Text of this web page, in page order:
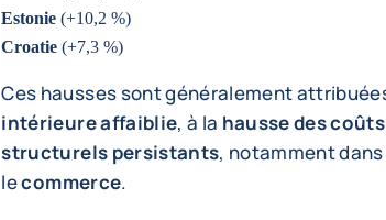
Estonie (+10,2 %)
Croatie (+7,3 %)
Ces hausses sont généralement
intérieure affaiblie, à la hausse des coûts
structurels persistants, notamment
lecommerce.